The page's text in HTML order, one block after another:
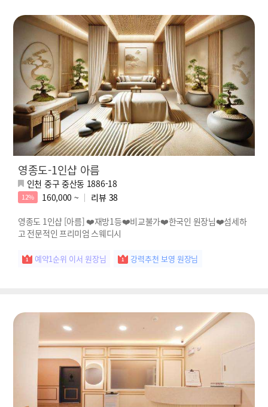
영종도-1인샵 아름
인천 중구 중산동 1886-18
12% 160,000 ~ 리뷰 38
영종도 1인샵 [아름] ❤️재방1등❤️비교불가❤️한국인 원장님❤️섬세하
고 전문적인 프리미엄 스웨디시
예약1순위 이서 원장님 강력추천 보영 원장님